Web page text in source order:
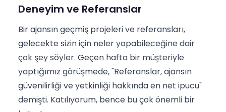
Deneyim ve Referanslar
Bir ajansın geçmiş projeleri ve referansları,
gelecekte sizin için neler yapabileceğine dair
çok şey söyler. Geçen hafta bir müşteriyle
yaptığımız görüşmede, "Referanslar, ajansın
güvenilirliği ve yetkinliği hakkında en net ipucu"
demişti. Katılıyorum, bence bu çok önemli bir